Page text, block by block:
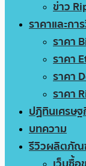
ข่าว
ราคาและกา
ราคา
ราคา
ราคา
ราคา
ปฏิทินเศรษ
บทความ
รีวิวผลิตภั